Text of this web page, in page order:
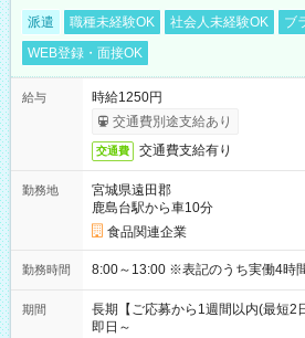
派遣 職種未経験OK 社会人未経験OK
ブ
WEB登録・面接OK
給与
時給1250円
交通費別途支給あり
交通費 交通費支給有り
勤務地
宮城県遠田郡
鹿島台駅から車10分
食品関連企業
勤務時間 8:00～13:00 ※表記のうち実働
期間
長期【ご応募から1週間以内(最短2
即日～